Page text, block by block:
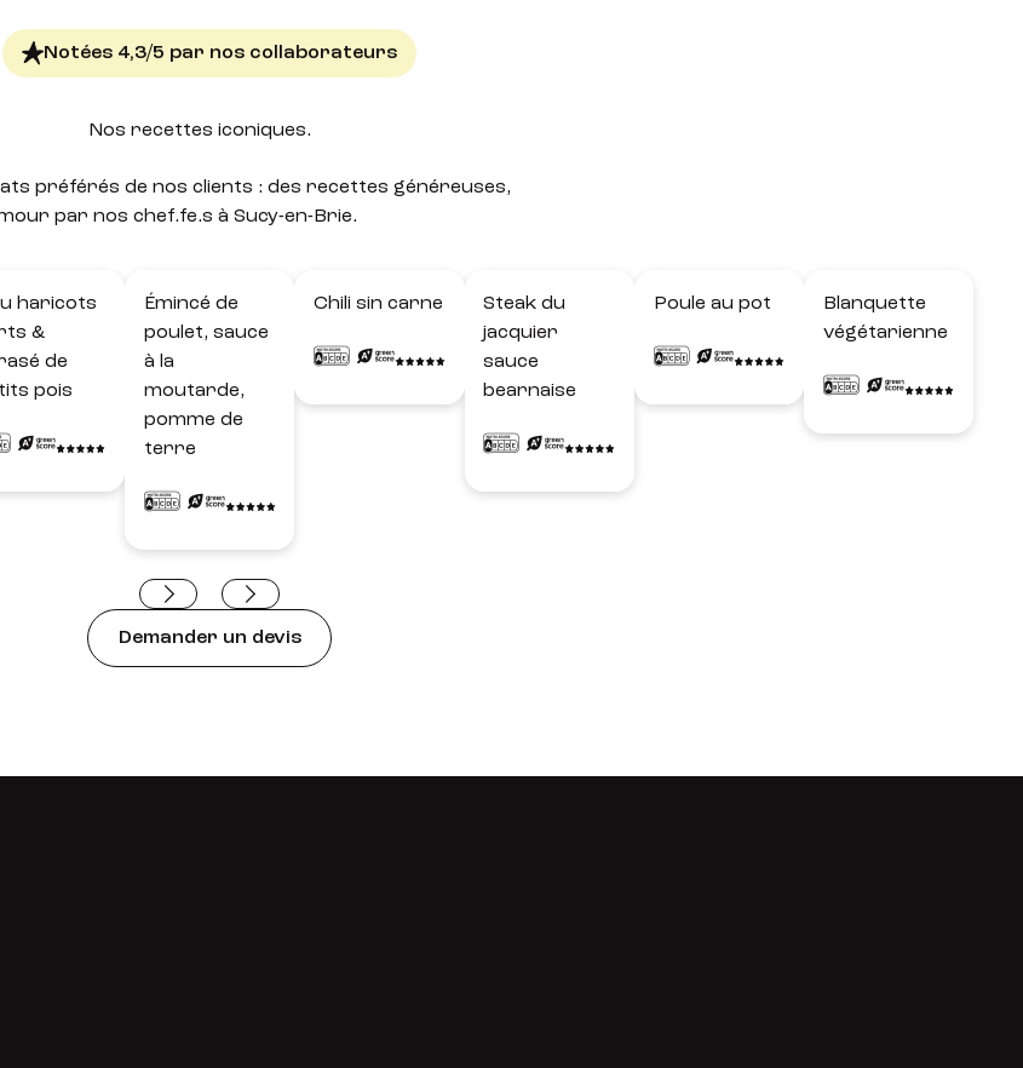
Notées 4,3/5 par nos collaborateurs
Nos recettes iconiques.
préférés de nos clients : des recettes généreuses,
par nos chef.fe.s à Sucy-en-Brie.
haricots
&
de
pois
Émincé de
poulet, sauce
à la
moutarde,
pomme de
terre
Chili sin carne
Steak du
jacquier
sauce
bearnaise
Poule au pot
Blanquette
végétarienne
Demander un devis